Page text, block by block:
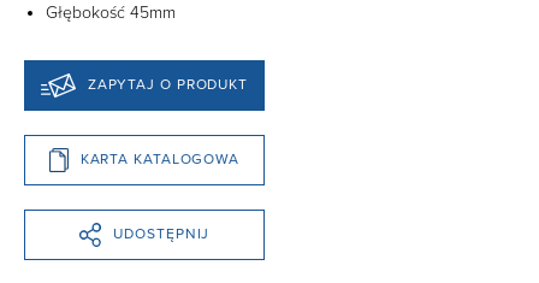
Głębokość 45mm
ZAPYTAJ O PRODUKT
KARTA KATALOGOWA
UDOSTĘPNIJ